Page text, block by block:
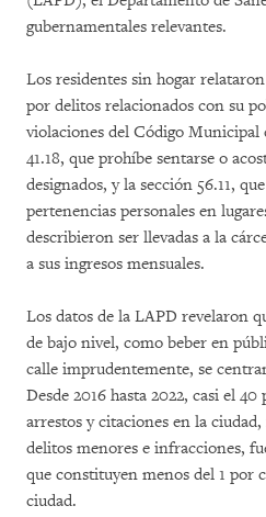
gubernamentales relevantes.
Los residentes sin hogar
por delitos relacionados con su
violaciones del Código Municipal
41.18, que prohíbe sentarse o
designados, y la sección 56.11,
pertenencias personales en
describieron ser llevadas a la
a sus ingresos mensuales.
Los datos de la LAPD revelaron
de bajo nivel, como beber en
calle imprudentemente, se
Desde 2016 hasta 2022, casi el
arrestos y citaciones en la
delitos menores e infracciones,
que constituyen menos del 1 por
ciudad.